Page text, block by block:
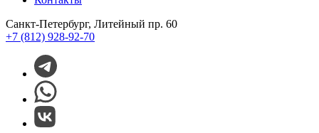
Санкт-Петербург, Литейный пр. 60
+7 (812) 928-92-70